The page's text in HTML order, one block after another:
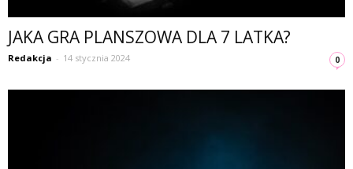
JAKA GRA PLANSZOWA DLA 7 LATKA?
Redakcja - 14 stycznia 2024 0